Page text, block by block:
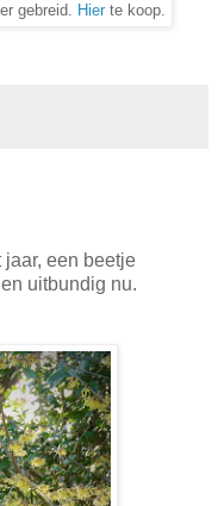
gebreid. Hierte koop.
jaar, een beetje
uitbundig nu.